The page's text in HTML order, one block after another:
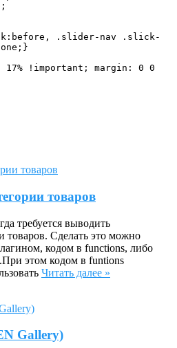
.slider-nav .slick-
!important; margin: 0 0
товаров
требуется выводить
товаров. Сделать это можно
кодом в functions, либо
этом кодом в funtions
Читать далее »
Gallery)